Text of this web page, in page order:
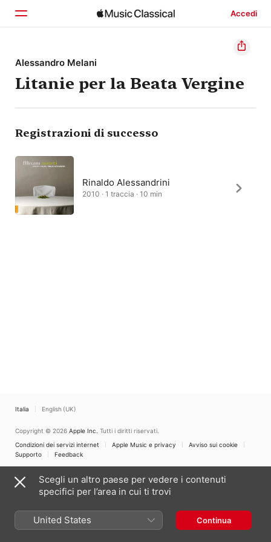
Accedi
Home
Scopri
Cerca
Alessandro Melani
Litanie per la Beata Vergine
Registrazioni di successo
Rinaldo Alessandrini
2010 · 1 traccia · 10 min
Italia English (UK)
Copyright © 2026 Apple Inc. Tutti i diritti riservati.
Condizioni dei servizi internet
Apple Music e privacy
Avviso sui cookie
Supporto
Feedback
Scegli un altro paese per vedere i contenuti
specifici per l’area in cui ti trovi
United States Continua